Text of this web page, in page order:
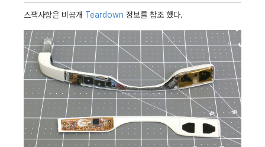
스팩사항은 비공개 Teardown 정보를 참조 했다.